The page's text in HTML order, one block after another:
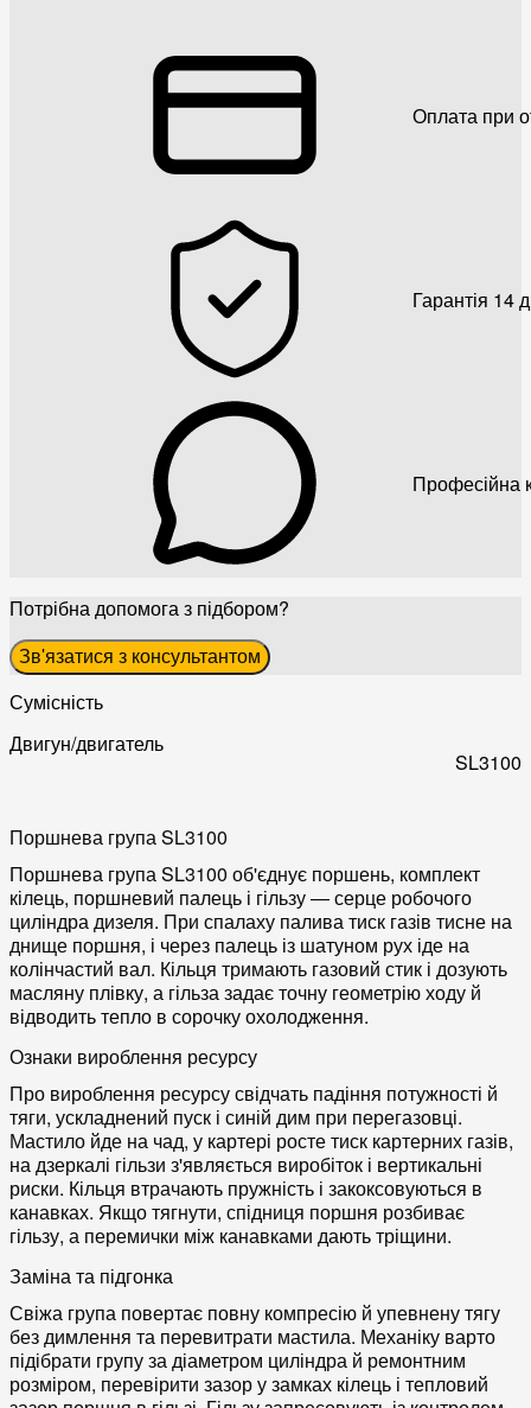
Оплата при
Гарантія 14
Професійна
Потрібна допомога з підбором?
Зв'язатися з консультантом
Сумісність
Двигун/двигатель
SL3100
Поршнева група SL3100
Поршнева група SL3100 об'єднує поршень, комплект
кілець, поршневий палець і гільзу — серце робочого
циліндра дизеля. При спалаху палива тиск газів тисне на
днище поршня, і через палець із шатуном рух іде на
колінчастий вал. Кільця тримають газовий стик і дозують
масляну плівку, а гільза задає точну геометрію ходу й
відводить тепло в сорочку охолодження.
Ознаки вироблення ресурсу
Про вироблення ресурсу свідчать падіння потужності й
тяги, ускладнений пуск і синій дим при перегазовці.
Мастило йде на чад, у картері росте тиск картерних газів,
на дзеркалі гільзи з'являється виробіток і вертикальні
риски. Кільця втрачають пружність і закоксовуються в
канавках. Якщо тягнути, спідниця поршня розбиває
гільзу, а перемички між канавками дають тріщини.
Заміна та підгонка
Свіжа група повертає повну компресію й упевнену тягу
без димлення та перевитрати мастила. Механіку варто
підібрати групу за діаметром циліндра й ремонтним
розміром, перевірити зазор у замках кілець і тепловий